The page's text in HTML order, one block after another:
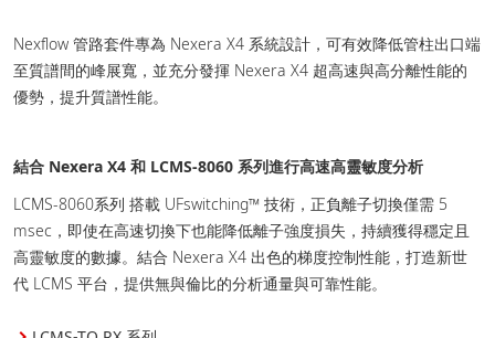
Nexflow 管路套件專為 Nexera X4 系統設計，可有效降低管柱出口端
至質譜間的峰展寬，並充分發揮 Nexera X4 超高速與高分離性能的
優勢，提升質譜性能。
結合 Nexera X4 和 LCMS-8060 系列進行高速高靈敏度分析
LCMS-8060系列 搭載 UFswitching™ 技術，正負離子切換僅需 5
msec，即使在高速切換下也能降低離子強度損失，持續獲得穩定且
高靈敏度的數據。結合 Nexera X4 出色的梯度控制性能，打造新世
代 LCMS 平台，提供無與倫比的分析通量與可靠性能。